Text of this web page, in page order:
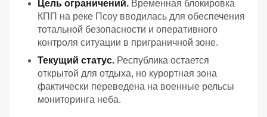
Цель ограничений. Временная блокировка
КПП на реке Псоу вводилась для обеспечения
тотальной безопасности и оперативного
контроля ситуации в приграничной зоне.
Текущий статус. Республика остается
открытой для отдыха, но курортная зона
фактически переведена на военные рельсы
мониторинга неба.